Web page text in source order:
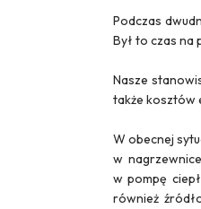
Podczas
Był to czas na
Nasze
także kosztów
W obecnej
w
w pompę
również